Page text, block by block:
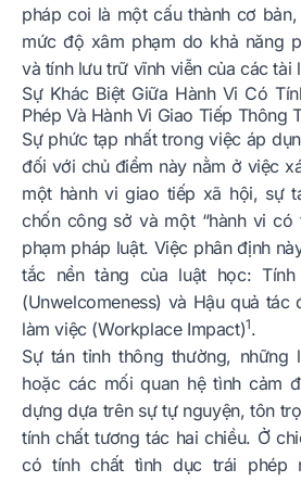
pháp coi là một cấu thành cơ
mức độ xâm phạm do khả năng
và tính lưu trữ vĩnh viễn của các tài
Sự Khác Biệt Giữa Hành Vi Có
Phép Và Hành Vi Giao Tiếp Thông
Sự phức tạp nhất trong việc áp
đối với chủ điểm này nằm ở việc
một hành vi giao tiếp xã hội, sự
chốn công sở và một “hành vi có
phạm pháp luật. Việc phân định
tắc nền tảng của luật học:
(Unwelcomeness) và Hậu quả
làm việc (Workplace Impact)1.
Sự tán tỉnh thông thường,
hoặc các mối quan hệ tình cảm
dựng dựa trên sự tự nguyện, tôn
tính chất tương tác hai chiều. Ở
có tính chất tình dục trái phép